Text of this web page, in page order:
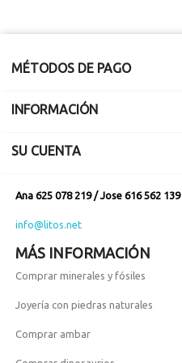
MÉTODOS DE PAGO
INFORMACIÓN
SU CUENTA
Ana 625 078 219 / Jose 616 562 139
info@litos.net
MÁS INFORMACIÓN
Comprar minerales y fósiles
Joyería con piedras naturales
Comprar ambar